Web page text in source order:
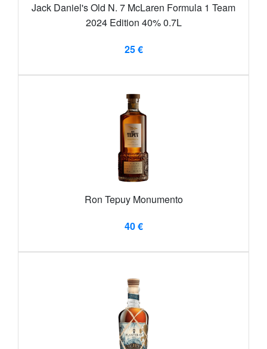
Jack Daniel's Old N. 7 McLaren Formula 1 Team
2024 Edition 40% 0.7L
25 €
Ron Tepuy Monumento
40 €